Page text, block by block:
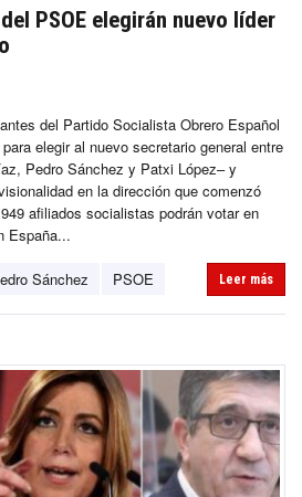
PSOE elegirán nuevo líder
del Partido Socialista Obrero Español
elegir al nuevo secretario general entre
Pedro Sánchez y Patxi López– y
en la dirección que comenzó
afiliados socialistas podrán votar en
España...
Sánchez PSOE Leer más